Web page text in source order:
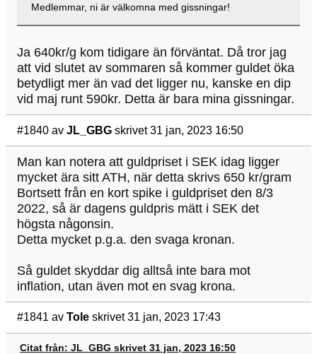
Medlemmar, ni är välkomna med gissningar!
Ja 640kr/g kom tidigare än förväntat. Då tror jag
att vid slutet av sommaren så kommer guldet öka
betydligt mer än vad det ligger nu, kanske en dip
vid maj runt 590kr. Detta är bara mina gissningar.
#1840 av JL_GBG skrivet 31 jan, 2023 16:50
Man kan notera att guldpriset i SEK idag ligger
mycket ära sitt ATH, när detta skrivs 650 kr/gram
Bortsett från en kort spike i guldpriset den 8/3
2022, så är dagens guldpris mätt i SEK det
högsta någonsin.
Detta mycket p.g.a. den svaga kronan.
Så guldet skyddar dig alltså inte bara mot
inflation, utan även mot en svag krona.
#1841 av Tole skrivet 31 jan, 2023 17:43
Citat från: JL_GBG skrivet 31 jan, 2023 16:50